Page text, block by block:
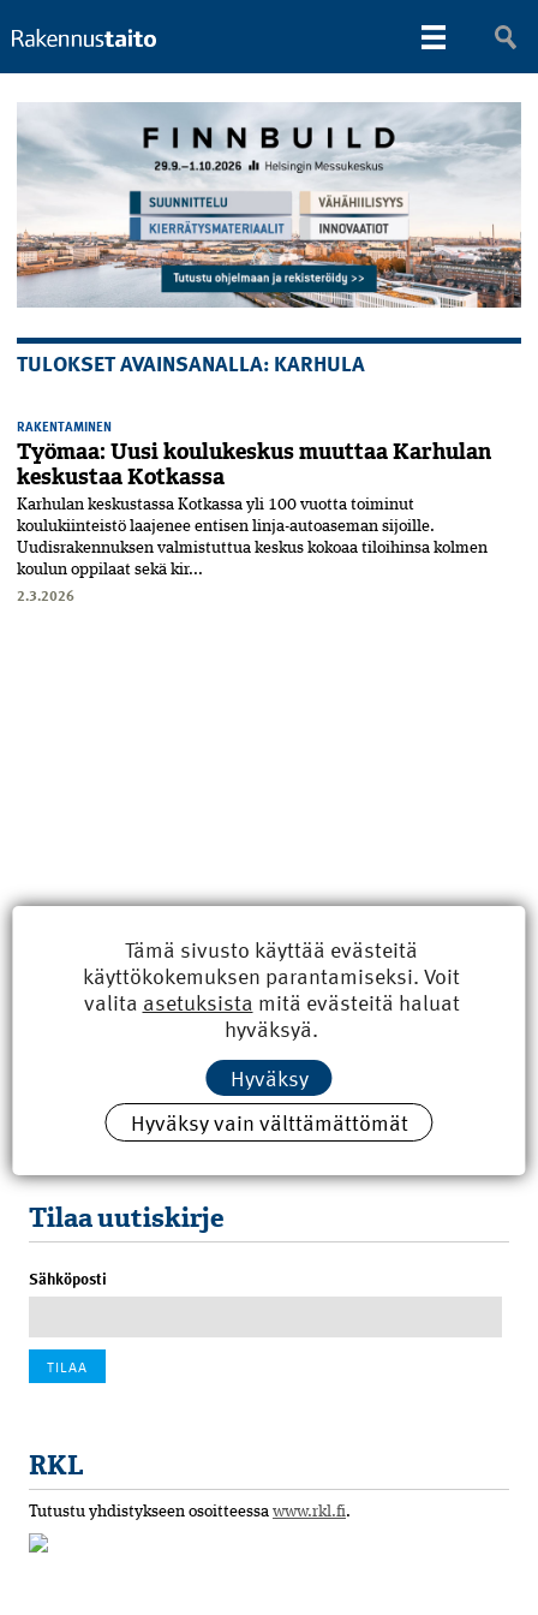
TULOKSET AVAINSANALLA: KARHULA
RAKENTAMINEN
Työmaa: Uusi koulukeskus muuttaa Karhulan
keskustaa Kotkassa
Karhulan keskustassa Kotkassa yli 100 vuotta toiminut
koulukiinteistö laajenee entisen linja-autoaseman sijoille.
Uudisrakennuksen valmistuttua keskus kokoaa tiloihinsa kolmen
koulun oppilaat sekä kir...
2.3.2026
Uusimmat
Kyberisku kiinteistötietoihin haittaisi energiarakentamista
8.6.2026 15:21
100 vuotta sitten: Rajajoen uusi rautatiesilta
Tilaa uutiskirje
Sähköposti
RKL
Tutustu yhdistykseen osoitteessa www.rkl.fi.
Tämä sivusto käyttää evästeitä
käyttökokemuksen parantamiseksi. Voit
valita asetuksista mitä evästeitä haluat
hyväksyä.
Hyväksy
Hyväksy vain välttämättömät